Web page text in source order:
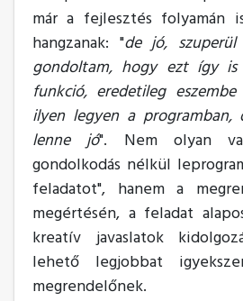
már a fejlesztés folyamán
hangzanak: "de jó,
gondoltam, hogy ezt így
funkció, eredetileg
ilyen legyen a
lenne jó". Nem olyan
gondolkodás nélkül
feladatot", hanem a
megértésén, a feladat
kreatív javaslatok
lehető legjobbat
megrendelőnek.